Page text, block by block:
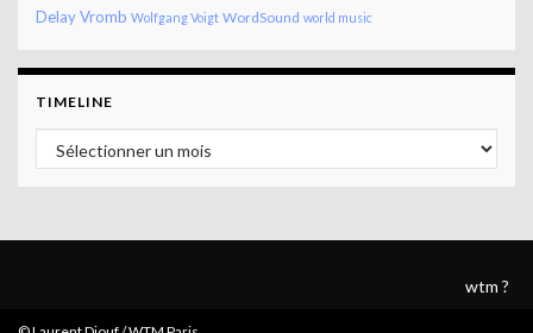
DelayVromb Wolfgang Voigt WordSound world music
TIMELINE
Timeline
wtm ?